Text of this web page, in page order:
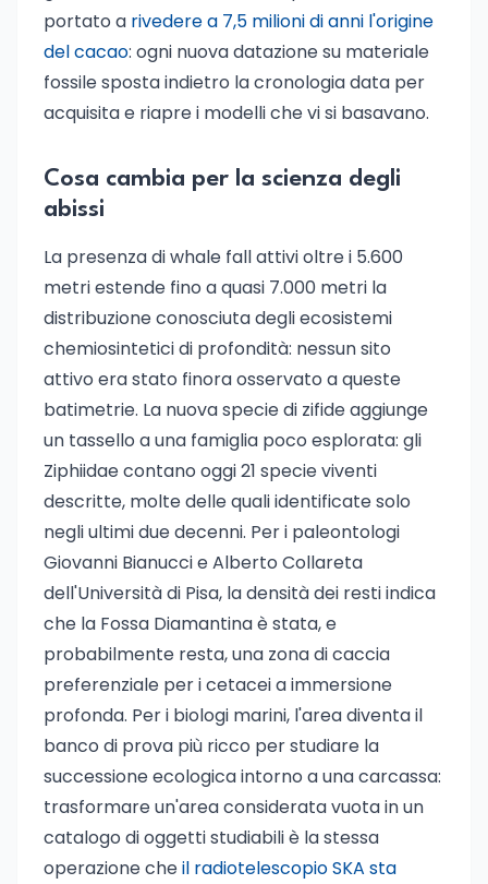
portato a rivedere a 7,5 milioni di anni l'origine
del cacao: ogni nuova datazione su materiale
fossile sposta indietro la cronologia data per
acquisita e riapre i modelli che vi si basavano.
Cosa cambia per la scienza degli
abissi
La presenza di whale fall attivi oltre i 5.600
metri estende fino a quasi 7.000 metri la
distribuzione conosciuta degli ecosistemi
chemiosintetici di profondità: nessun sito
attivo era stato finora osservato a queste
batimetrie. La nuova specie di zifide aggiunge
un tassello a una famiglia poco esplorata: gli
Ziphiidae contano oggi 21 specie viventi
descritte, molte delle quali identificate solo
negli ultimi due decenni. Per i paleontologi
Giovanni Bianucci e Alberto Collareta
dell'Università di Pisa, la densità dei resti indica
che la Fossa Diamantina è stata, e
probabilmente resta, una zona di caccia
preferenziale per i cetacei a immersione
profonda. Per i biologi marini, l'area diventa il
banco di prova più ricco per studiare la
successione ecologica intorno a una carcassa:
trasformare un'area considerata vuota in un
catalogo di oggetti studiabili è la stessa
operazione cheil radiotelescopio SKA sta